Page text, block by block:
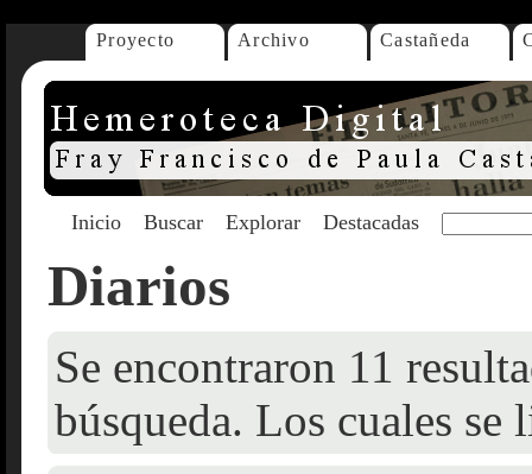
Proyecto Archivo Castañeda
Inicio Buscar Explorar Destacadas
Diarios
Se encontraron 11
búsqueda. Los cuales se